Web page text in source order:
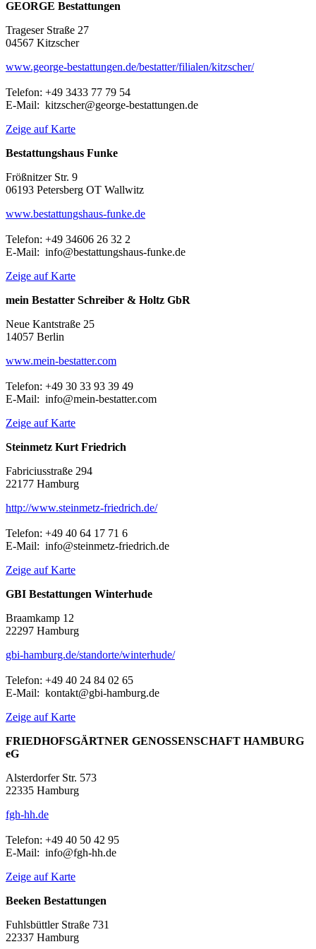
GEORGE Bestattungen
Trageser Straße 27
04567 Kitzscher
www.george-bestattungen.de/bestatter/filialen/kitzscher/
Telefon: +49 3433 77 79 54
E-Mail: kitzscher@george-bestattungen.de
Zeige auf Karte
Bestattungshaus Funke
Frößnitzer Str. 9
06193 Petersberg OT Wallwitz
www.bestattungshaus-funke.de
Telefon: +49 34606 26 32 2
E-Mail: info@bestattungshaus-funke.de
Zeige auf Karte
mein Bestatter Schreiber & Holtz GbR
Neue Kantstraße 25
14057 Berlin
www.mein-bestatter.com
Telefon: +49 30 33 93 39 49
E-Mail: info@mein-bestatter.com
Zeige auf Karte
Steinmetz Kurt Friedrich
Fabriciusstraße 294
22177 Hamburg
http://www.steinmetz-friedrich.de/
Telefon: +49 40 64 17 71 6
E-Mail: info@steinmetz-friedrich.de
Zeige auf Karte
GBI Bestattungen Winterhude
Braamkamp 12
22297 Hamburg
gbi-hamburg.de/standorte/winterhude/
Telefon: +49 40 24 84 02 65
E-Mail: kontakt@gbi-hamburg.de
Zeige auf Karte
FRIEDHOFSGÄRTNER GENOSSENSCHAFT HAMBURG
eG
Alsterdorfer Str. 573
22335 Hamburg
fgh-hh.de
Telefon: +49 40 50 42 95
E-Mail: info@fgh-hh.de
Zeige auf Karte
Beeken Bestattungen
Fuhlsbüttler Straße 731
22337 Hamburg